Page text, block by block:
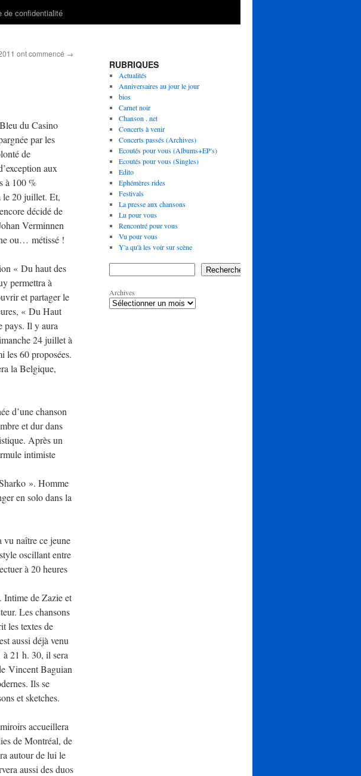
de confidentialité
ont commencé →
du Casino
par les
de
aux
à 100 %
le 20 juillet. Et,
décidé de
Verminnen
ou… métissé !
« Du haut des
permettra à
et partager le
« Du Haut
pays. Il y aura
24 juillet à
les 60 proposées.
la Belgique,
d’une chanson
et dur dans
Après un
intimiste
». Homme
en solo dans la
vu naître ce jeune
oscillant entre
à 20 heures
Intime de Zazie et
Les chansons
les textes de
aussi déjà venu
21 h. 30, il sera
Vincent Baguian
Ils se
et sketches.
accueillera
de Montréal, de
autour de lui le
aussi des duos
RUBRIQUES
Actualités
Anniversaires au jour le jour
bios
Carnet noir
Chanson . net
Concerts à venir
Concerts passés (Archives)
Ecoutés pour vous (Albums+EP's)
Ecoutés pour vous (Singles)
Edito
Ephémères rides
Festivals
La presse aux chansons
Lu pour vous
Rencontré pour vous
Vu pour vous
Y'a qu'à les voir sur scène
Rechercher
Archives